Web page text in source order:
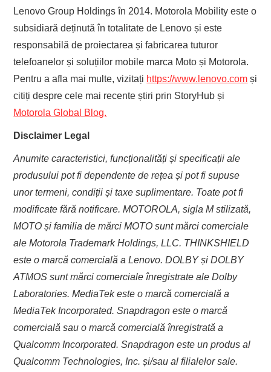
Lenovo Group Holdings în 2014. Motorola Mobility este o
subsidiară deținută în totalitate de Lenovo și este
responsabilă de proiectarea și fabricarea tuturor
telefoanelor și soluțiilor mobile marca Moto și Motorola.
Pentru a afla mai multe, vizitați https://www.lenovo.com și
citiți despre cele mai recente știri prin StoryHub și
Motorola Global Blog.
Disclaimer Legal
Anumite caracteristici, funcționalități și specificații ale
produsului pot fi dependente de rețea și pot fi supuse
unor termeni, condiții și taxe suplimentare. Toate pot fi
modificate fără notificare. MOTOROLA, sigla M stilizată,
MOTO și familia de mărci MOTO sunt mărci comerciale
ale Motorola Trademark Holdings, LLC. THINKSHIELD
este o marcă comercială a Lenovo. DOLBY și DOLBY
ATMOS sunt mărci comerciale înregistrate ale Dolby
Laboratories. MediaTek este o marcă comercială a
MediaTek Incorporated. Snapdragon este o marcă
comercială sau o marcă comercială înregistrată a
Qualcomm Incorporated. Snapdragon este un produs al
Qualcomm Technologies, Inc. și/sau al filialelor sale.